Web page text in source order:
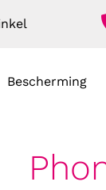
Bescherming